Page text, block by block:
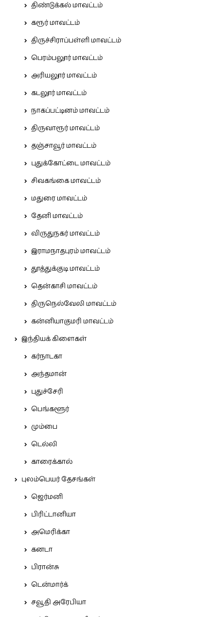
திண்டுக்கல் மாவட்டம்
கரூர் மாவட்டம்
திருச்சிராப்பள்ளி மாவட்டம்
பெரம்பலூர் மாவட்டம்
அரியலூர் மாவட்டம்
கடலூர் மாவட்டம்
நாகப்பட்டினம் மாவட்டம்
திருவாரூர் மாவட்டம்
தஞ்சாவூர் மாவட்டம்
புதுக்கோட்டை மாவட்டம்
சிவகங்கை மாவட்டம்
மதுரை மாவட்டம்
தேனி மாவட்டம்
விருதுநகர் மாவட்டம்
இராமநாதபுரம் மாவட்டம்
தூத்துக்குடி மாவட்டம்
தென்காசி மாவட்டம்
திருநெல்வேலி மாவட்டம்
கன்னியாகுமரி மாவட்டம்
இந்தியக் கிளைகள்
கர்நாடகா
அந்தமான்
புதுச்சேரி
பெங்களூர்
மும்பை
டெல்லி
காரைக்கால்
புலம்பெயர் தேசங்கள்
ஜெர்மனி
பிரிட்டானியா
அமெரிக்கா
கனடா
பிரான்சு
டென்மார்க்
சவூதி அரேபியா